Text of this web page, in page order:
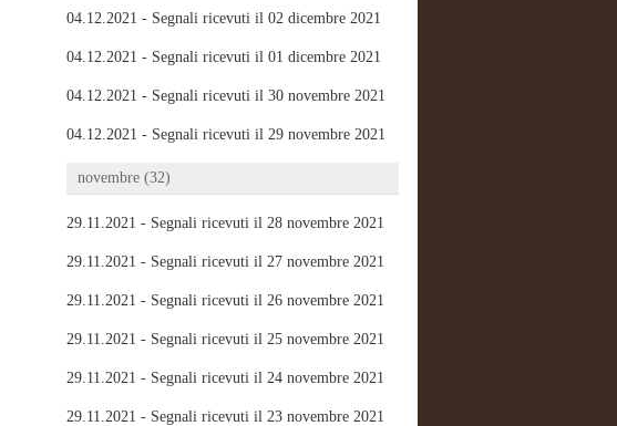
04.12.2021 - Segnali ricevuti il 02 dicembre 2021
04.12.2021 - Segnali ricevuti il 01 dicembre 2021
04.12.2021 - Segnali ricevuti il 30 novembre 2021
04.12.2021 - Segnali ricevuti il 29 novembre 2021
novembre (32)
29.11.2021 - Segnali ricevuti il 28 novembre 2021
29.11.2021 - Segnali ricevuti il 27 novembre 2021
29.11.2021 - Segnali ricevuti il 26 novembre 2021
29.11.2021 - Segnali ricevuti il 25 novembre 2021
29.11.2021 - Segnali ricevuti il 24 novembre 2021
29.11.2021 - Segnali ricevuti il 23 novembre 2021